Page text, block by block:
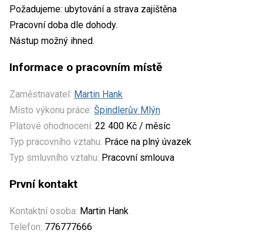
Požadujeme: ubytování a strava zajištěna
Pracovní doba dle dohody.
Nástup možný ihned.
Informace o pracovním místě
Zaměstnavatel: Martin Hank
Místo výkonu práce: Špindlerův Mlýn
Platové ohodnocení: 22 400 Kč / měsíc
Typ pracovního vztahu: Práce na plný úvazek
Typ smluvního vztahu: Pracovní smlouva
První kontakt
Kontaktní osoba: Martin Hank
Telefon: 776777666